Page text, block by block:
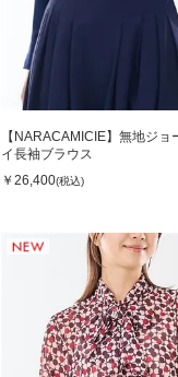
【NARACAMICIE】無地ジョ
イ長袖ブラウス
￥26,400(税込)